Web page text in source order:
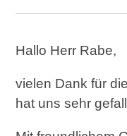
Hallo Herr Rabe,
vielen Dank für
hat uns sehr